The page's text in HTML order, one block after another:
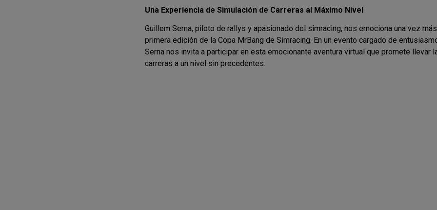
Una Experiencia de Simulación de Carreras al Máximo Nivel
Guillem Serna, piloto de rallys y apasionado del simracing, nos emociona una vez
primera edición de la Copa MrBang de Simracing. En un evento cargado de
Serna nos invita a participar en esta emocionante aventura virtual que promete llevar
carreras a un nivel sin precedentes.